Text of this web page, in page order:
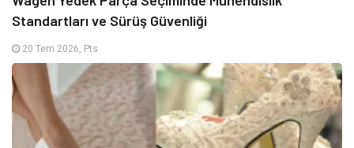
Standartları ve Sürüş Güvenliği
20 Tem 2026, Pts